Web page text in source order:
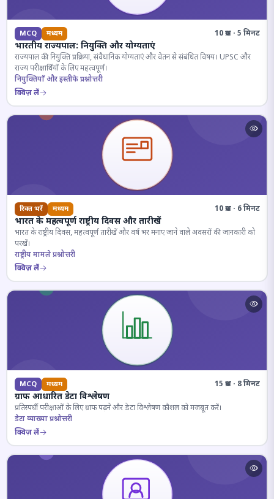
MCQ मध्यम 10 प्रश्न · 5 मिनट
भारतीय राज्यपाल: नियुक्ति और योग्यताएं
राज्यपाल की नियुक्ति प्रक्रिया, संवैधानिक योग्यताएं और वेतन से संबंधित विषय। UPSC और
राज्य परीक्षार्थियों के लिए महत्वपूर्ण।
नियुक्तियाँ और इस्तीफे प्रश्नोत्तरी
क्विज़ लें
रिक्त भरें मध्यम 10 प्रश्न · 6 मिनट
भारत के महत्वपूर्ण राष्ट्रीय दिवस और तारीखें
भारत के राष्ट्रीय दिवस, महत्वपूर्ण तारीखें और वर्ष भर मनाए जाने वाले अवसरों की जानकारी को
परखें।
राष्ट्रीय मामले प्रश्नोत्तरी
क्विज़ लें
MCQ मध्यम 15 प्रश्न · 8 मिनट
ग्राफ आधारित डेटा विश्लेषण
प्रतिस्पर्धी परीक्षाओं के लिए ग्राफ पढ़ने और डेटा विश्लेषण कौशल को मजबूत करें।
डेटा व्याख्या प्रश्नोत्तरी
क्विज़ लें